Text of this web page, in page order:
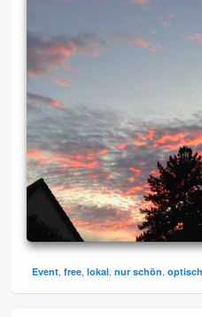
Event,free,lokal,nur schön,optisch